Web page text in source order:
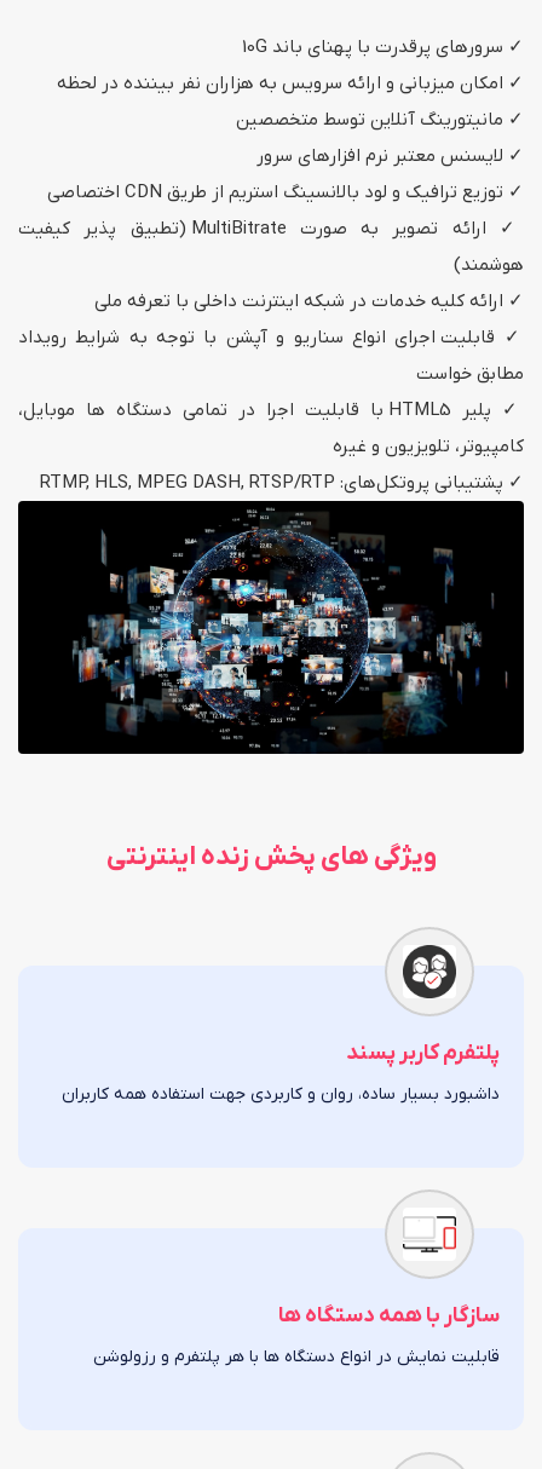
سرورهای پرقدرت با پهنای باند 10G
امکان میزبانی و ارائه سرویس به هزاران نفر بیننده در لحظه
مانیتورینگ آنلاین توسط متخصصین
لایسنس معتبر نرم افزارهای سرور
توزیع ترافیک و لود بالانسینگ استریم از طریق CDN اختصاصی
ارائه تصویر به صورت MultiBitrate (تطبیق پذیر کیفیت
هوشمند)
ارائه کلیه خدمات در شبکه اینترنت داخلی با تعرفه ملی
قابلیت اجرای انواع سناریو و آپشن با توجه به شرایط رویداد
مطابق خواست
پلیر HTML5 با قابلیت اجرا در تمامی دستگاه ها موبایل،
کامپیوتر، تلویزیون و غیره
پشتیبانی پروتکل‌های: RTMP, HLS, MPEG DASH, RTSP/RTP
ویژگی های پخش زنده اینترنتی
پلتفرم کاربر پسند
داشبورد بسیار ساده، روان و کاربردی جهت استفاده همه کاربران
سازگار با همه دستگاه ها
قابلیت نمایش در انواع دستگاه ها با هر پلتفرم و رزولوشن